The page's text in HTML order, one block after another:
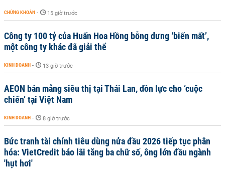
CHỨNG KHOÁN - 15 giờ trước
Công ty 100 tỷ của Huấn Hoa Hồng bỗng dưng ‘biến mất’,
một công ty khác đã giải thể
KINH DOANH - 13 giờ trước
AEON bán mảng siêu thị tại Thái Lan, dồn lực cho ‘cuộc
chiến’ tại Việt Nam
KINH DOANH - 8 giờ trước
Bức tranh tài chính tiêu dùng nửa đầu 2026 tiếp tục phân
hóa: VietCredit báo lãi tăng ba chữ số, ông lớn đầu ngành
'hụt hơi'